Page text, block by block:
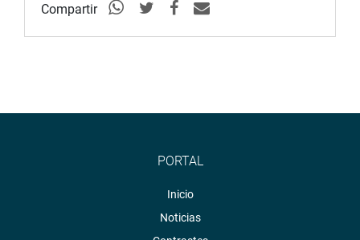
Compartir
PORTAL
Inicio
Noticias